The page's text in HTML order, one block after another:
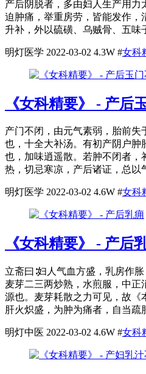
产后阴脱者，多由妇人生产用力
迫肿痛，举重房劳，皆能发作，
升补，外以硫磺、乌贼骨、五味
明灯医学 2022-03-02 4.3W #女科
《女科精要》 - 产后
产门不闭，由元气素弱，胎前失
也，十全大补汤。有初产阴户肿
也，加味逍遥散。若肿不闭者，
热，切忌寒凉，产后诸证，总以
明灯医学 2022-03-02 4.6W #女科
《女科精要》 - 产后
立斋曰∶妇人气血方盛，乳房作
麦芽二三两炒熟，水煎服，中正
源也。麦芽耗散之力可见，故《
肝火炽盛，为肿为痛者，自当疏
明灯中医 2022-03-02 4.6W #女科